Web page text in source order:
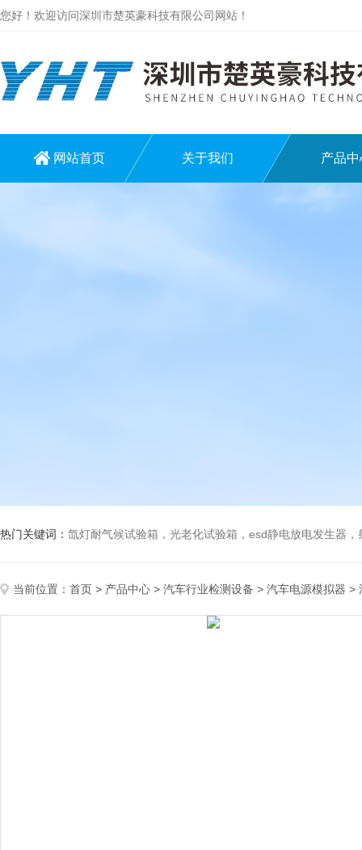
您好！欢迎访问深圳市楚英豪科技有限公司网站！
网站首页 关于我们 产品中
热门关键词： 氙灯耐气候试验箱，光老化试验箱，esd静电放电发生器
当前位置： 首页 > 产品中心 > 汽车行业检测设备 > 汽车电源模拟器 >